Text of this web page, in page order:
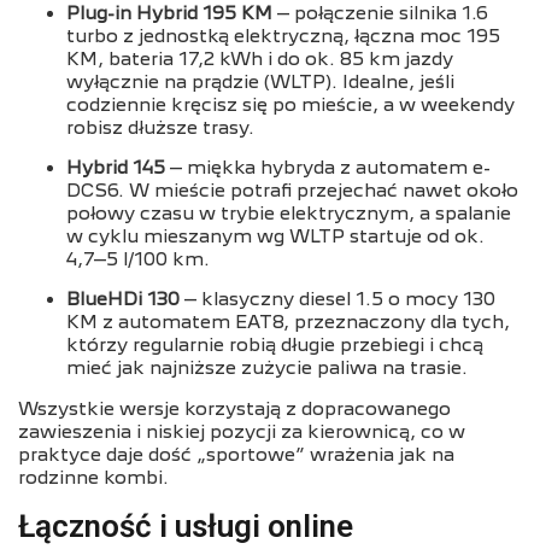
Plug-in Hybrid 195 KM – połączenie silnika 1.6
turbo z jednostką elektryczną, łączna moc 195
KM, bateria 17,2 kWh i do ok. 85 km jazdy
wyłącznie na prądzie (WLTP). Idealne, jeśli
codziennie kręcisz się po mieście, a w weekendy
robisz dłuższe trasy.
Hybrid 145 – miękka hybryda z automatem e-
DCS6. W mieście potrafi przejechać nawet około
połowy czasu w trybie elektrycznym, a spalanie
w cyklu mieszanym wg WLTP startuje od ok.
4,7–5 l/100 km.
BlueHDi 130 – klasyczny diesel 1.5 o mocy 130
KM z automatem EAT8, przeznaczony dla tych,
którzy regularnie robią długie przebiegi i chcą
mieć jak najniższe zużycie paliwa na trasie.
Wszystkie wersje korzystają z dopracowanego
zawieszenia i niskiej pozycji za kierownicą, co w
praktyce daje dość „sportowe” wrażenia jak na
rodzinne kombi.
Łączność i usługi online